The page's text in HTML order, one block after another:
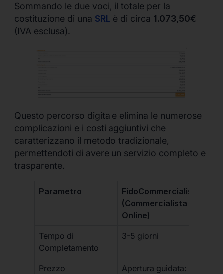
Sommando le due voci, il totale per la
costituzione di una SRL è di circa 1.073,50€
(IVA esclusa).
Questo percorso digitale elimina le numerose
complicazioni e i costi aggiuntivi che
caratterizzano il metodo tradizionale,
permettendoti di avere un servizio completo e
trasparente.
Parametro
FidoCommercialista
(Commercialista
Online)
Tempo di
Completamento
3-5 giorni
Prezzo
Apertura guidata: